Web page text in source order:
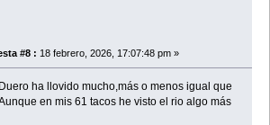
#8 : 18 febrero, 2026, 17:07:48 pm »
ha llovido mucho,más o menos igual que
en mis 61 tacos he visto el rio algo más